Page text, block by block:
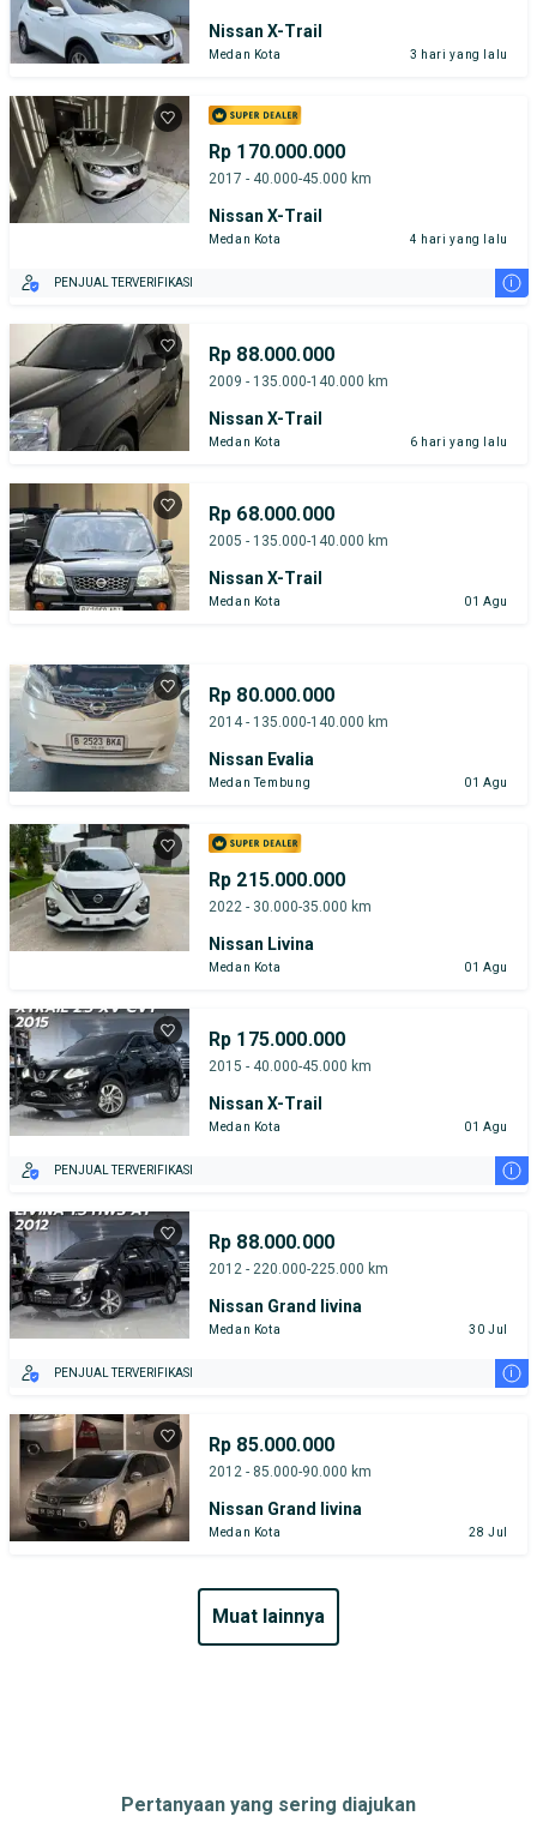
Nissan X-Trail
Medan Kota 3 hari yang lalu
Rp 170.000.000
2017 - 40.000-45.000 km
Nissan X-Trail
Medan Kota 4 hari yang lalu
PENJUAL TERVERIFIKASI i
Rp 88.000.000
2009 - 135.000-140.000 km
Nissan X-Trail
Medan Kota 6 hari yang lalu
Rp 68.000.000
2005 - 135.000-140.000 km
Nissan X-Trail
Medan Kota 01 Agu
Rp 80.000.000
2014 - 135.000-140.000 km
Nissan Evalia
Medan Tembung 01 Agu
Rp 215.000.000
2022 - 30.000-35.000 km
Nissan Livina
Medan Kota 01 Agu
Rp 175.000.000
2015 - 40.000-45.000 km
Nissan X-Trail
Medan Kota 01 Agu
PENJUAL TERVERIFIKASI i
Rp 88.000.000
2012 - 220.000-225.000 km
Nissan Grand livina
Medan Kota 30 Jul
PENJUAL TERVERIFIKASI i
Rp 85.000.000
2012 - 85.000-90.000 km
Nissan Grand livina
Medan Kota 28 Jul
muat lainnya
Pertanyaan yang sering diajukan